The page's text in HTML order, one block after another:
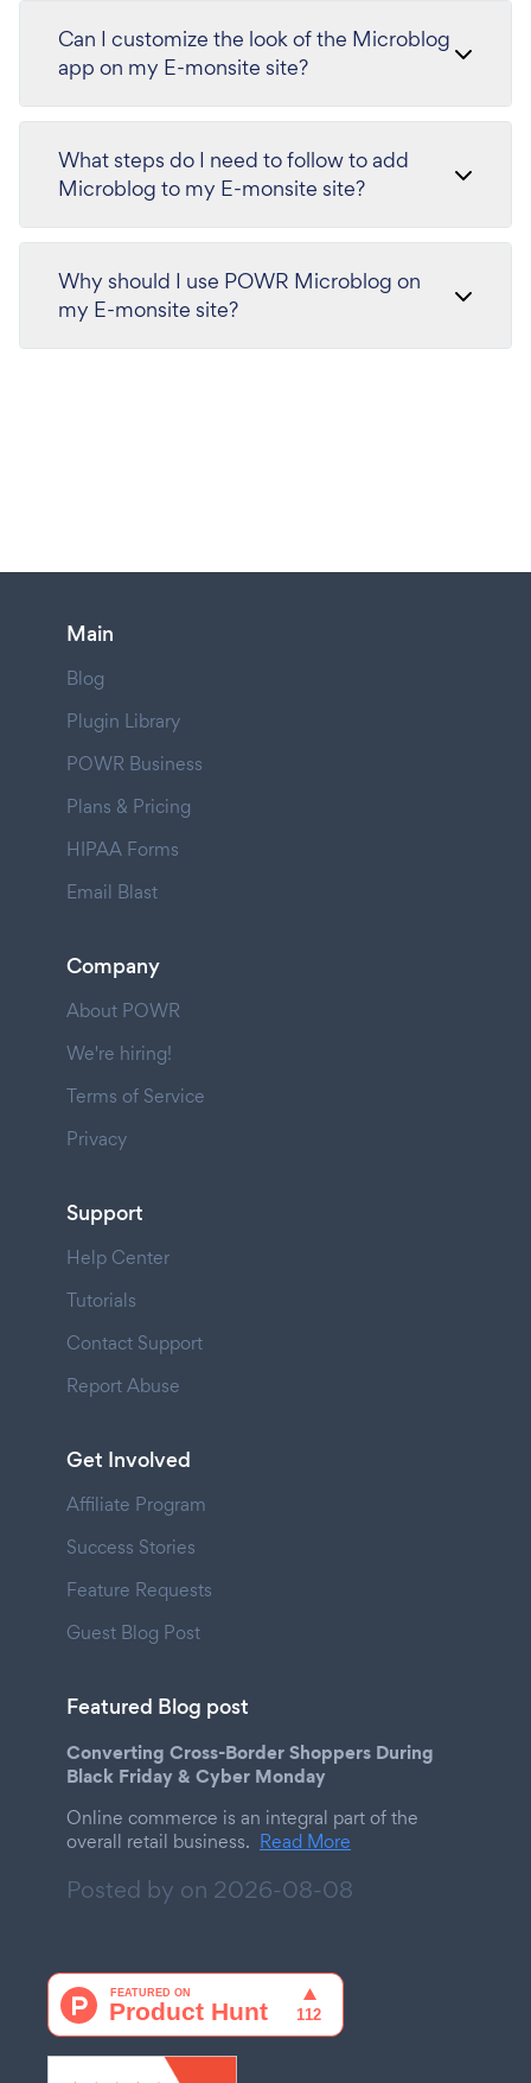
Can I customize the look of the Microblog
app on my E-monsite site?
What steps do I need to follow to add
Microblog to my E-monsite site?
Why should I use POWR Microblog on
my E-monsite site?
Main
Blog
Plugin Library
POWR Business
Plans & Pricing
HIPAA Forms
Email Blast
Company
About POWR
We're hiring!
Terms of Service
Privacy
Support
Help Center
Tutorials
Contact Support
Report Abuse
Get Involved
Affiliate Program
Success Stories
Feature Requests
Guest Blog Post
Featured Blog post
Converting Cross-Border Shoppers During
Black Friday & Cyber Monday
Online commerce is an integral part of the
overall retail business. Read More
Posted by on 2026-08-08